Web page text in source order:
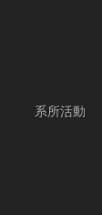
系所活動